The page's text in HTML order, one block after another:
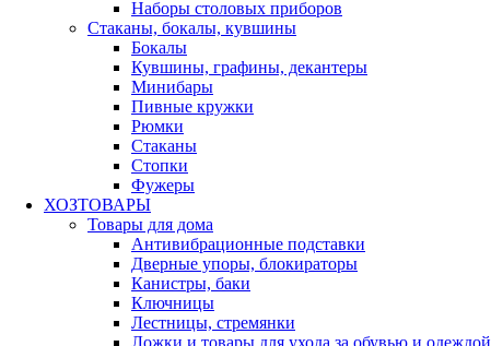
Наборы столовых приборов
Стаканы, бокалы, кувшины
Бокалы
Кувшины, графины, декантеры
Минибары
Пивные кружки
Рюмки
Стаканы
Стопки
Фужеры
ХОЗТОВАРЫ
Товары для дома
Антивибрационные подставки
Дверные упоры, блокираторы
Канистры, баки
Ключницы
Лестницы, стремянки
Ложки и товары для ухода за обувью и одеждой